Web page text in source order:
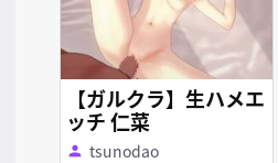
【ガルクラ】生ハメエ
ッチ 仁菜
person tsunodao